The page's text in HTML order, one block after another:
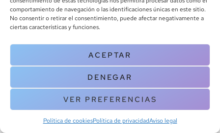
comportamiento de navegación o las identificaciones únicas en este sitio.
No consentir o retirar el consentimiento, puede afectar negativamente a
ciertas características y funciones.
ACEPTAR
DENEGAR
VER PREFERENCIAS
Política de cookiesPolítica de privacidadAviso legal
info@canoalibros.com
pedidos@canoalibros.com
+34 934 242 391
CONTACTO
Copyright © 2025 Canoa Libros. All Rights Reserved |
cookies
| Aviso legal